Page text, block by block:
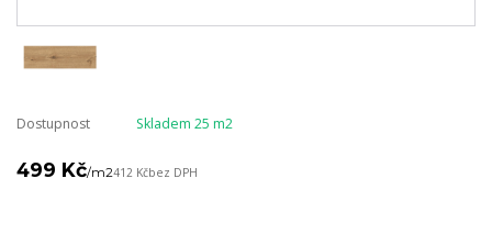
Dostupnost Skladem 25 m2
499 Kč/m2412 Kčbez DPH